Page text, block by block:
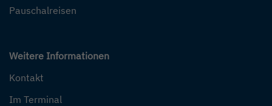
Pauschalreisen
Weitere Informationen
Kontakt
Im Terminal